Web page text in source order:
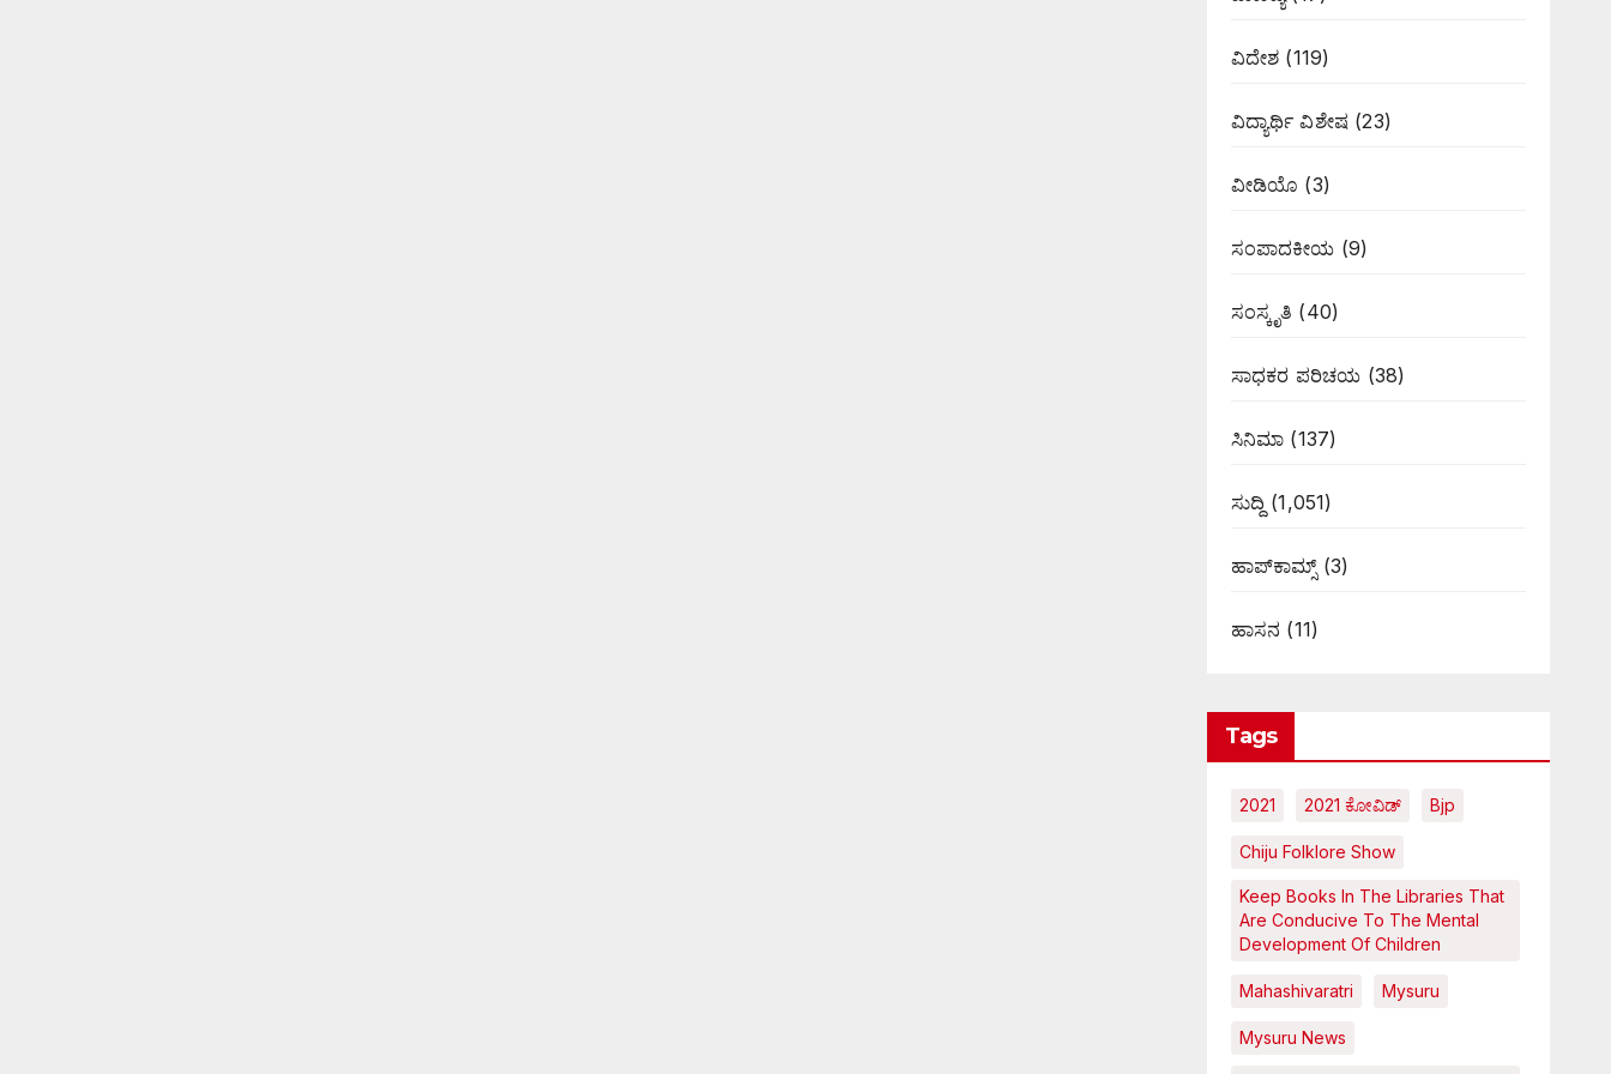
ವಿದೇಶ (119)
ವಿದ್ಯಾರ್ಥಿ ವಿಶೇಷ (23)
ವೀಡಿಯೊ (3)
ಸಂಪಾದಕೀಯ (9)
ಸಂಸ್ಕೃತಿ (40)
ಸಾಧಕರ ಪರಿಚಯ (38)
ಸಿನಿಮಾ (137)
ಸುದ್ದಿ (1,051)
ಹಾಪ್‌ಕಾಮ್ಸ್‌(3)
ಹಾಸನ (11)
Tags
2021 2021 ಕೋವಿಡ್‌ Bjp
Chiju Folklore Show
Keep Books In The Libraries That
Are Conducive To The Mental
Development Of Children
Mahashivaratri Mysuru
Mysuru News